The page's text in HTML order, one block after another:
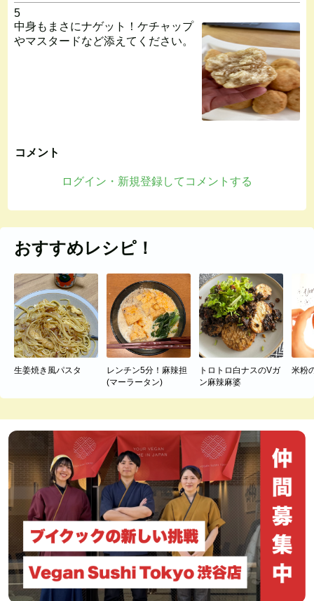
5
中身もまさにナゲット！ケチャップ
やマスタードなど添えてください。
コメント
ログイン・新規登録してコメントする
おすすめレシピ！
生姜焼き風パスタ
レンチン5分！麻辣担
(マーラータン)
トロトロ白ナスのVガ
ン麻辣麻婆
米粉